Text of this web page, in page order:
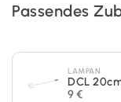
Passendes
LAMPAN
DCL
9 €